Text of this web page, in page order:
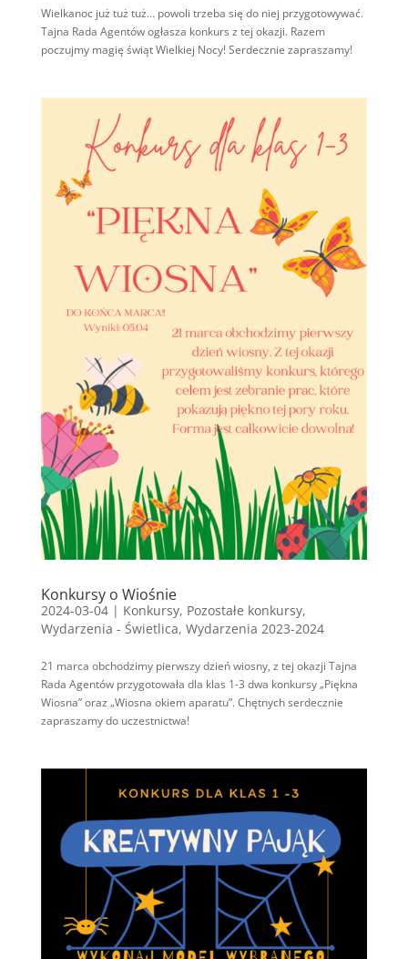
Wielkanoc już tuż tuż… powoli trzeba się do niej przygotowywać.
Tajna Rada Agentów ogłasza konkurs z tej okazji. Razem
poczujmy magię świąt Wielkiej Nocy! Serdecznie zapraszamy!
Konkursy o Wiośnie
2024-03-04| Konkursy, Pozostałe konkursy,
Wydarzenia - Świetlica, Wydarzenia 2023-2024
21 marca obchodzimy pierwszy dzień wiosny, z tej okazji Tajna
Rada Agentów przygotowała dla klas 1-3 dwa konkursy „Piękna
Wiosna” oraz „Wiosna okiem aparatu”. Chętnych serdecznie
zapraszamy do uczestnictwa!